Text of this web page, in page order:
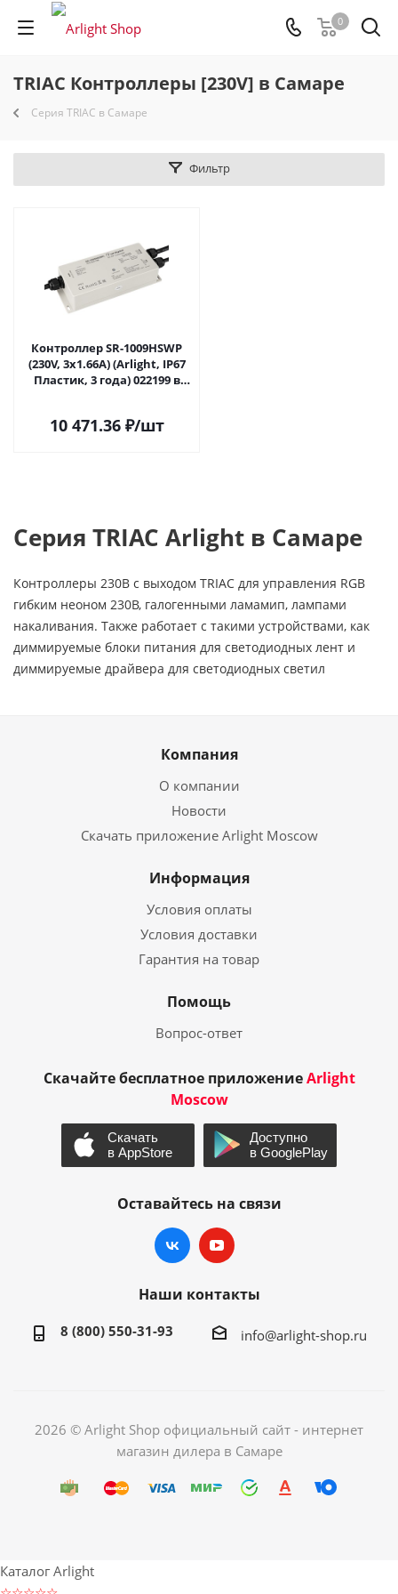
0
TRIAC Контроллеры [230V] в Самаре
Серия TRIAC в Самаре
Фильтр
Контроллер SR-1009HSWP
(230V, 3x1.66A) (Arlight, IP67
Пластик, 3 года) 022199 в
10 471.36₽/шт
Серия TRIAC Arlight в Самаре
Контроллеры 230В с выходом TRIAC для управления RGB
гибким неоном 230В, галогенными ламамип, лампами
накаливания. Также работает с такими устройствами, как
диммируемые блоки питания для светодиодных лент и
диммируемые драйвера для светодиодных светил
Компания
О компании
Новости
Скачать приложение Arlight Moscow
Информация
Условия оплаты
Условия доставки
Гарантия на товар
Помощь
Вопрос-ответ
Скачайте бесплатное приложениеArlight
Moscow
Оставайтесь на связи
Наши контакты
8 (800) 550-31-93 info@arlight-shop.ru
2026 © Arlight Shop официальный сайт - интернет
магазин дилера в Самаре
Каталог Arlight